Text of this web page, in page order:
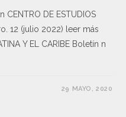
DE ESTUDIOS
12 (julio 2022) leer más
Y EL CARIBE Boletín n
29 MAYO, 2020